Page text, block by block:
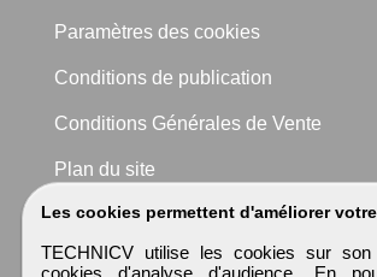
Les cookies permettent d'améliorer
TECHNICV utilise les cookies sur
cookies d'analyse d'audience. En
Paramètres des cookies
Conditions de publication
Conditions Générales de Vente
Plan du site